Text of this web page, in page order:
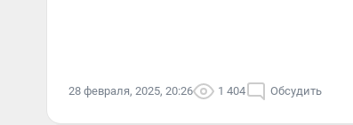
28 февраля, 2025, 20:26 1 404 Обсудить